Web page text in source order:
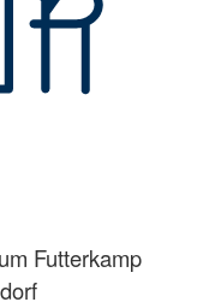
Futterkamp